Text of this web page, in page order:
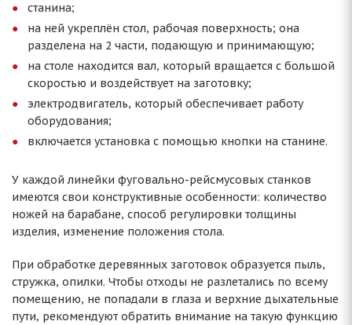
станина;
на ней укреплён стол, рабочая поверхность; она
разделена на 2 части, подающую и принимающую;
на столе находится вал, который вращается с большой
скоростью и воздействует на заготовку;
электродвигатель, который обеспечивает работу
оборудования;
включается установка с помощью кнопки на станине.
У каждой линейки фуговально-рейсмусовых станков
имеются свои конструктивные особенности: количество
ножей на барабане, способ регулировки толщины
изделия, изменение положения стола.
При обработке деревянных заготовок образуется пыль,
стружка, опилки. Чтобы отходы не разлетались по всему
помещению, не попадали в глаза и верхние дыхательные
пути, рекомендуют обратить внимание на такую функцию